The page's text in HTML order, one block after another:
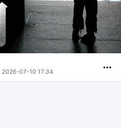
2026-07-10 17:34